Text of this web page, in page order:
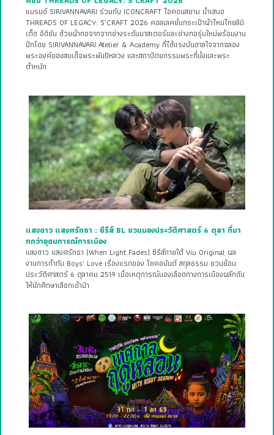
แบรนด์ SIRIVANNAVARI ร่วมกับ ICONCRAFT ไอคอนสยาม นำเสนอ
THREADS OF LEGACY: S’CRAFT 2026 คอลเลคชั่นกระเป๋าผ้าไหมไทยลิมิ
เต็ด อิดิชัน ด้วยผ้าทอจากจากช่างระดับมาสเตอร์และช่างทอรุ่นใหม่พร้อมงาน
ปักโดย SIRIVANNAVARI Atelier & Academy ที่ได้แรงบันดาลใจจากฉลอง
พระองค์ของสมเด็จพระพันปีหลวง และสถาปัตยกรรมพระที่นั่งและพระ
ตำหนัก
แสงดาว แสงศรัทธา : ซีรีส์ BL ชวนมองประวัติศาสตร์ 6 ตุลา ที่มา
กกว่าอุดมการณ์การเมือง
แสงดาว แสงศรัทธา (When Light Fades) ซีรีส์ภายใต้ Viu Original ผล
งานการกำกับ Boys’ Love เรื่องแรกของ โชคอนันต์ สกุลธรรม ชวนย้อน
ประวัติศาสตร์ 6 ตุลาคม 2519 เมื่อเหตุการณ์นองเลือดทางการเมืองผลักดัน
ให้นักศึกษาเลือกเข้าป่า